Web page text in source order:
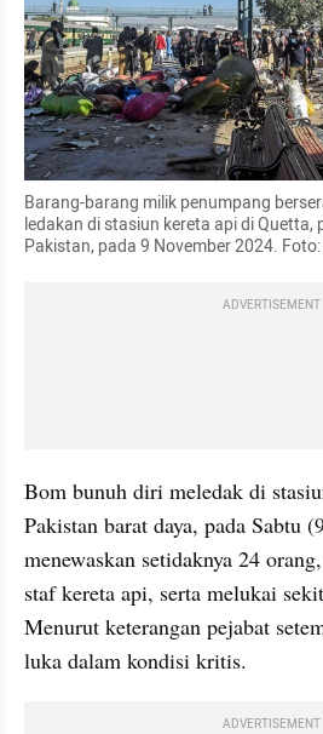
Barang-barang milik penumpang
ledakan di stasiun kereta api di Quetta,
Pakistan, pada 9 November 2024.
ADVERTISEMENT
Bom bunuh diri meledak di
Pakistan barat daya, pada Sabtu
menewaskan setidaknya 24
staf kereta api, serta melukai
Menurut keterangan pejabat
luka dalam kondisi kritis.
ADVERTISEMENT